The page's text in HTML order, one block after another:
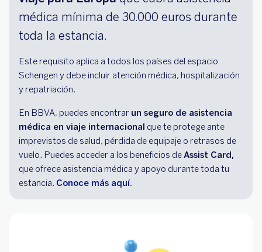
médica mínima de 30.000 euros durante
toda la estancia.
Este requisito aplica a todos los países del espacio
Schengen y debe incluir atención médica, hospitalización
y repatriación.
En BBVA, puedes encontrar un seguro de asistencia
médica en viaje internacional que te protege ante
imprevistos de salud, pérdida de equipaje o retrasos de
vuelo. Puedes acceder a los beneficios deAssist Card,
que ofrece asistencia médica y apoyo durante toda tu
estancia. Conoce más aquí.